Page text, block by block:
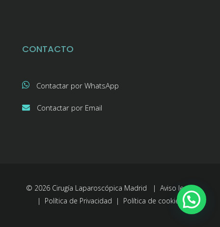
CONTACTO
Contactar por WhatsApp
Contactar por Email
© 2026 Cirugía Laparoscópica Madrid | Aviso legal
| Política de Privacidad | Política de cookies